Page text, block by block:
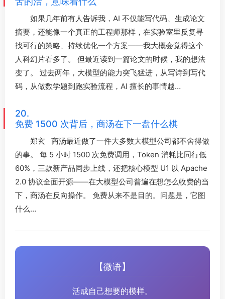
如果几年前有人告诉我，AI 不仅能写代码、生成论文
摘要，还能像一个真正的工程师那样，在实验室里反复寻
找可行的策略、持续优化一个方案——我大概会觉得这个
人科幻片看多了。 但最近读到一篇论文的时候，我的想法
变了。 过去两年，大模型的能力突飞猛进，从写诗到写代
码，从做数学题到跑实验流程，AI 擅长的事情越…
20.
免费 1500 次背后，商汤在下一盘什么棋
郑玄 商汤最近做了一件大多数大模型公司都不舍得做
的事。 每 5 小时 1500 次免费调用，Token 消耗比同行低
60%，三款新产品同步上线，还把核心模型 U1 以 Apache
2.0 协议全面开源——在大模型公司普遍在想怎么收费的当
下，商汤在反向操作。 免费从来不是目的。问题是，它图
什么…
【微语】
活成自己想要的模样。